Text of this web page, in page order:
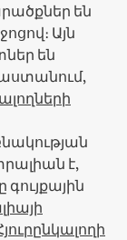
են
Այն
են
է,